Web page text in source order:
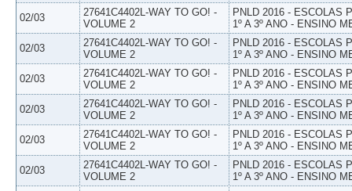
02/03
27641C4402L-WAY TO GO! -
VOLUME 2
PNLD 2016 - ESCOLAS
1º A 3º ANO - ENSINO
02/03
27641C4402L-WAY TO GO! -
VOLUME 2
PNLD 2016 - ESCOLAS
1º A 3º ANO - ENSINO
02/03
27641C4402L-WAY TO GO! -
VOLUME 2
PNLD 2016 - ESCOLAS
1º A 3º ANO - ENSINO
02/03
27641C4402L-WAY TO GO! -
VOLUME 2
PNLD 2016 - ESCOLAS
1º A 3º ANO - ENSINO
02/03
27641C4402L-WAY TO GO! -
VOLUME 2
PNLD 2016 - ESCOLAS
1º A 3º ANO - ENSINO
02/03
27641C4402L-WAY TO GO! -
VOLUME 2
PNLD 2016 - ESCOLAS
1º A 3º ANO - ENSINO